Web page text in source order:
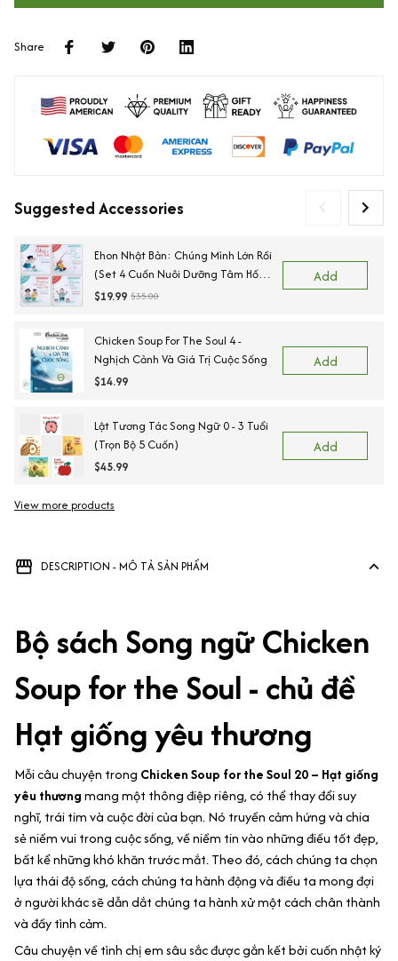
Share
Suggested Accessories
Ehon Nhật Bản: Chúng Mình Lớn Rồi
(Set 4 Cuốn Nuôi Dưỡng Tâm Hồn
Trẻ Từ 3-6 Tuổi / Ehon Cùng Con
$19.99 $35.00
Add
Chicken Soup For The Soul 4 -
Nghịch Cảnh Và Giá Trị Cuộc Sống
$14.99
Add
Lật Tương Tác Song Ngữ 0 - 3 Tuổi
(Trọn Bộ 5 Cuốn)
$45.99
Add
View more products
DESCRIPTION - MÔ TẢ SẢN PHẨM
Bộ sách Song ngữ Chicken
Soup for the Soul - chủ đề
Hạt giống yêu thương
Mỗi câu chuyện trong Chicken Soup for the Soul 20 – Hạt giống
yêu thươngmang một thông điệp riêng, có thể thay đổi suy
nghĩ, trái tim và cuộc đời của bạn. Nó truyền cảm hứng và chia
sẻ niềm vui trong cuộc sống, về niềm tin vào những điều tốt đẹp,
bất kể những khó khăn trước mắt. Theo đó, cách chúng ta chọn
lựa thái độ sống, cách chúng ta hành động và điều ta mong đợi
ở người khác sẽ dẫn dắt chúng ta hành xử một cách chân thành
và đầy tình cảm.
Câu chuyện về tình chị em sâu sắc được gắn kết bởi cuốn nhật ký